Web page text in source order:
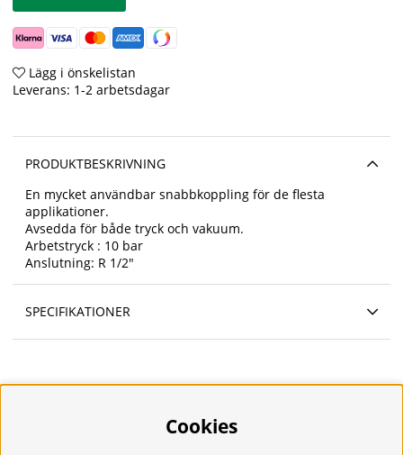
Lägg i önskelistan
Leverans: 1-2 arbetsdagar
PRODUKTBESKRIVNING
En mycket användbar snabbkoppling för de flesta
applikationer.
Avsedda för både tryck och vakuum.
Arbetstryck : 10 bar
Anslutning: R 1/2"
SPECIFIKATIONER
Om oss
Cookies